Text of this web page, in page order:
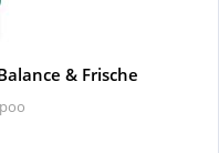
& Frische